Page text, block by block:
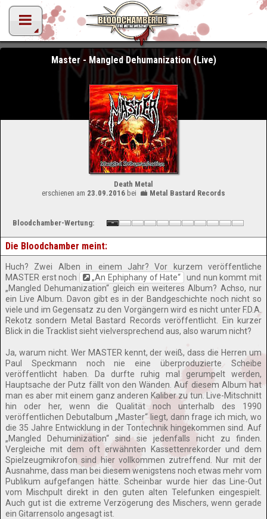
Master - Mangled Dehumanization (Live)
Death Metal
erschienen am 23.09.2016 bei Metal Bastard Records
Bloodchamber-Wertung:
Die Bloodchamber meint:
Huch? Zwei Alben in einem Jahr? Vor kurzem veröffentliche
MASTER erst noch
„An Ephiphany of Hate“
und nun kommt mit
„Mangled Dehumanization“ gleich ein weiteres Album? Achso, nur
ein Live Album. Davon gibt es in der Bandgeschichte noch nicht so
viele und im Gegensatz zu den Vorgängern wird es nicht unter F.D.A.
Rekotz sondern Metal Bastard Records veröffentlicht. Ein kurzer
Blick in die Tracklist sieht vielversprechend aus, also warum nicht?
Ja, warum nicht. Wer MASTER kennt, der weiß, dass die Herren um
Paul Speckmann noch nie eine überproduzierte Scheibe
veröffentlicht haben. Da durfte ruhig mal gerumpelt werden,
Hauptsache der Putz fällt von den Wänden. Auf diesem Album hat
man es aber mit einem ganz anderen Kaliber zu tun. Live-Mitschnitt
hin oder her, wenn die Qualität noch unterhalb des 1990
veröffentlichen Debutalbum „Master“ liegt, dann frage ich mich, wo
die 35 Jahre Entwicklung in der Tontechnik hingekommen sind. Auf
„Mangled Dehuminization“ sind sie jedenfalls nicht zu finden.
Vergleiche mit dem oft erwähnten Kassettenrekorder und dem
Spielzeugmikrofon sind hier vollkommen zutreffend. Nur mit der
Ausnahme, dass man bei diesem wenigstens noch etwas mehr vom
Publikum aufgefangen hätte. Scheinbar wurde hier das Line-Out
vom Mischpult direkt in den guten alten Telefunken eingespielt.
Auch gut ist die extreme Verzögerung des Mischers, wenn gerade
ein Gitarrensolo angesagt ist.